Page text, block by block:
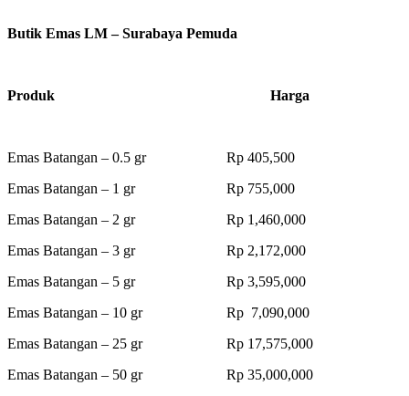
Butik Emas LM – Surabaya Pemuda
Produk Harga
Emas Batangan – 0.5 gr Rp 405,500
Emas Batangan – 1 gr Rp 755,000
Emas Batangan – 2 gr Rp 1,460,000
Emas Batangan – 3 gr Rp 2,172,000
Emas Batangan – 5 gr Rp 3,595,000
Emas Batangan – 10 gr Rp 7,090,000
Emas Batangan – 25 gr Rp 17,575,000
Emas Batangan – 50 gr Rp 35,000,000